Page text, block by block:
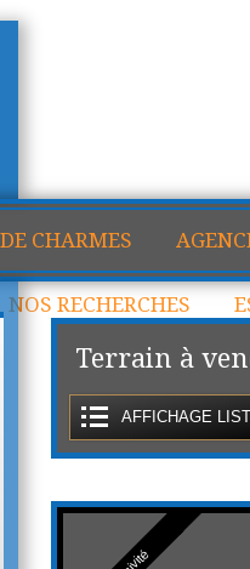
CHARMES
NOS RECHERCHES
Terrain à
AFFICHAGE